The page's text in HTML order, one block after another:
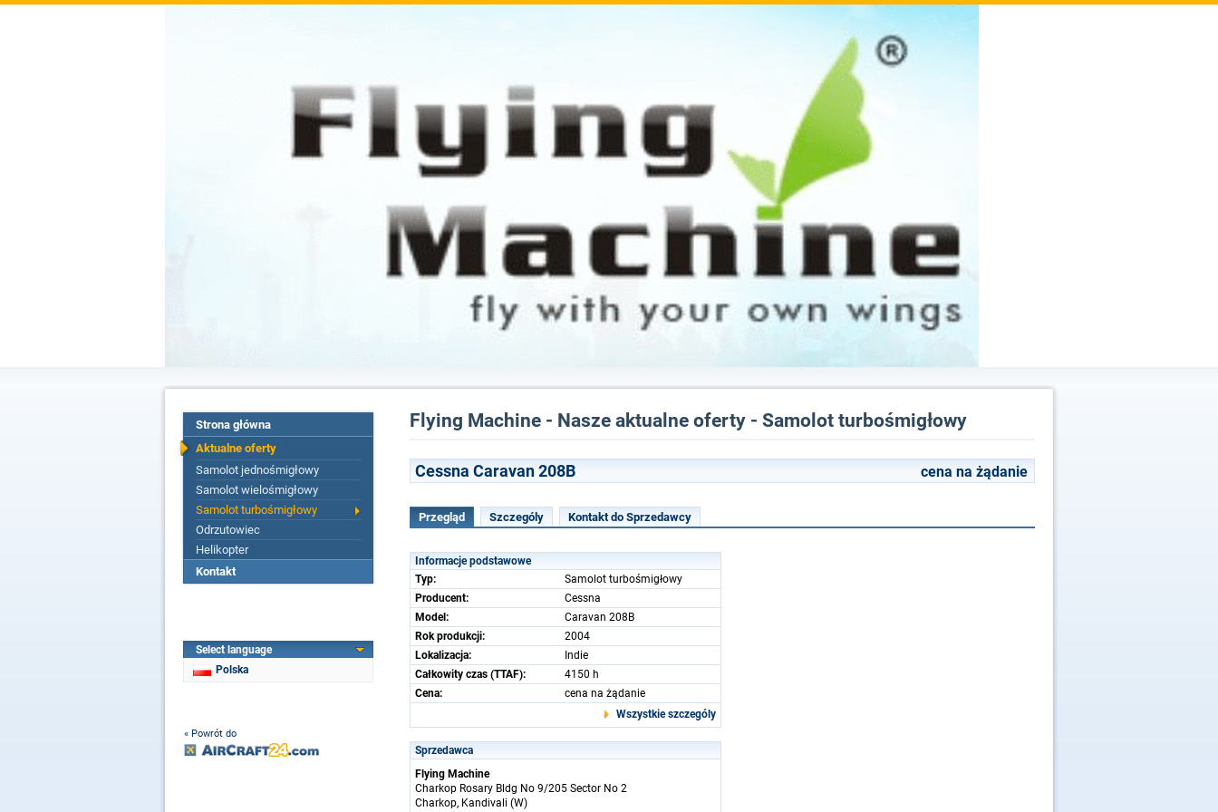
Strona główna
Aktualne oferty
Samolot jednośmigłowy
Samolot wielośmigłowy
Samolot turbośmigłowy
Odrzutowiec
Helikopter
Kontakt
Select language
Polska
« Powrót do
Flying Machine - Nasze aktualne oferty - Samolot turbośmigłowy
Cessna Caravan 208B cena na żądanie
Przegląd Szczególy Kontakt do Sprzedawcy
Informacje podstawowe
Typ:
Samolot turbośmigłowy
Producent:
Cessna
Model:
Caravan 208B
Rok produkcji:
2004
Lokalizacja:
Indie
Całkowity czas (TTAF):
4150 h
Cena:
cena na żądanie
Wszystkie szczególy
Sprzedawca
Flying Machine
Charkop Rosary Bldg No 9/205 Sector No 2
Charkop, Kandivali (W)